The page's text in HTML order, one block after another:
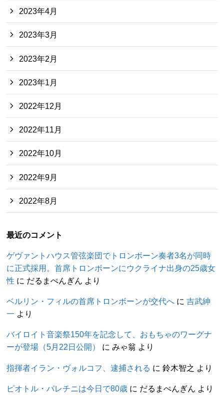
2023年4月
2023年3月
2023年2月
2023年1月
2022年12月
2022年11月
2022年10月
2022年9月
2022年8月
最近のコメント
ゲヴァントハウス管弦楽団でトロンボーン奏者3名が同時
に正式採用。首席トロンボーンにウクライナ出身の25歳女
性 に だるまぺんぎん より
ベルリン・フィルの首席トロンボーンが交代へ に吉武紳
一 より
バイロイト音楽祭150年を記念して、おもちゃのワーグナ
ーが登場（5月22日公開）
にみゃ翁 より
指揮者イラン・ヴォルコフ、逮捕される に鈴木智之 より
ピオトル・パレチニは今日で80歳 に だるまぺんぎん より